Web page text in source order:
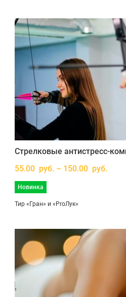
Стрелковые антистресс-
55.00 руб. – 150.00 руб.
Новинка
Тир «Гран» и «ProЛук»